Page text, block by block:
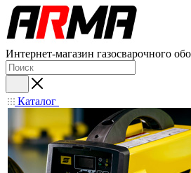
Интернет-магазин газосварочного
Каталог